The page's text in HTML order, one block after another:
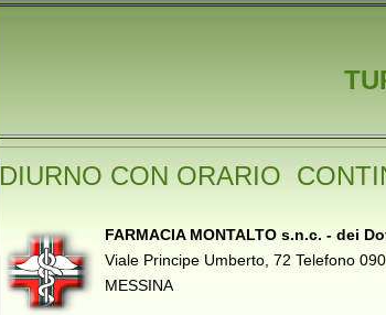
DIURNO CON ORARIO
FARMACIA MONTALTO s.n.c. - dei
Viale Principe Umberto, 72 Telefono
MESSINA